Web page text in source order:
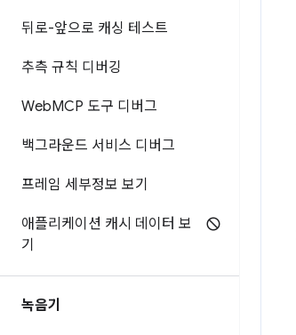
뒤로-앞으로 캐싱 테스트
추측 규칙 디버깅
WebMCP 도구 디버그
백그라운드 서비스 디버그
프레임 세부정보 보기
애플리케이션 캐시 데이터 보
기
녹음기